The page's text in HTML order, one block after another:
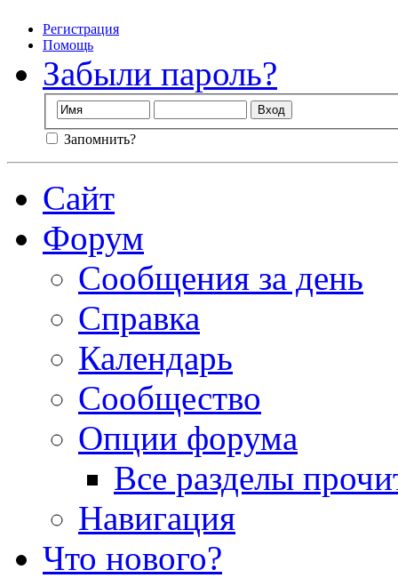
Регистрация
Помощь
Забыли пароль?
Запомнить?
Сайт
Форум
Сообщения за день
Справка
Календарь
Сообщество
Опции форума
Все разделы
Навигация
Что нового?